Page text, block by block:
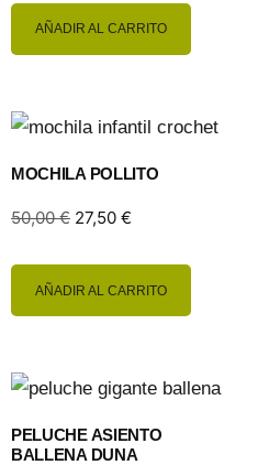
AÑADIR AL CARRITO
MOCHILA POLLITO
50,00€ 27,50 €
AÑADIR AL CARRITO
PELUCHE ASIENTO
BALLENA DUNA